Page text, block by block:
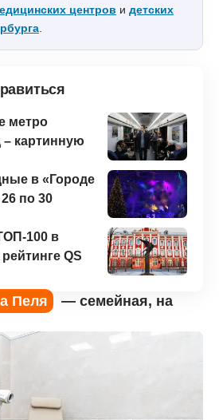
центров и детских
метро
– картинную
в «Городе
по 30
100 в
QS
Пеля
— семейная, на